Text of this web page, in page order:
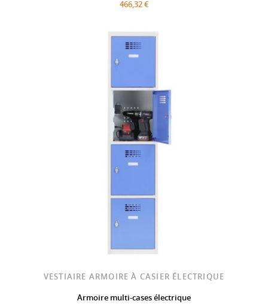
466,32 €
VESTIAIRE ARMOIRE À CASIER ÉLECTRIQUE
Armoire multi-cases électrique